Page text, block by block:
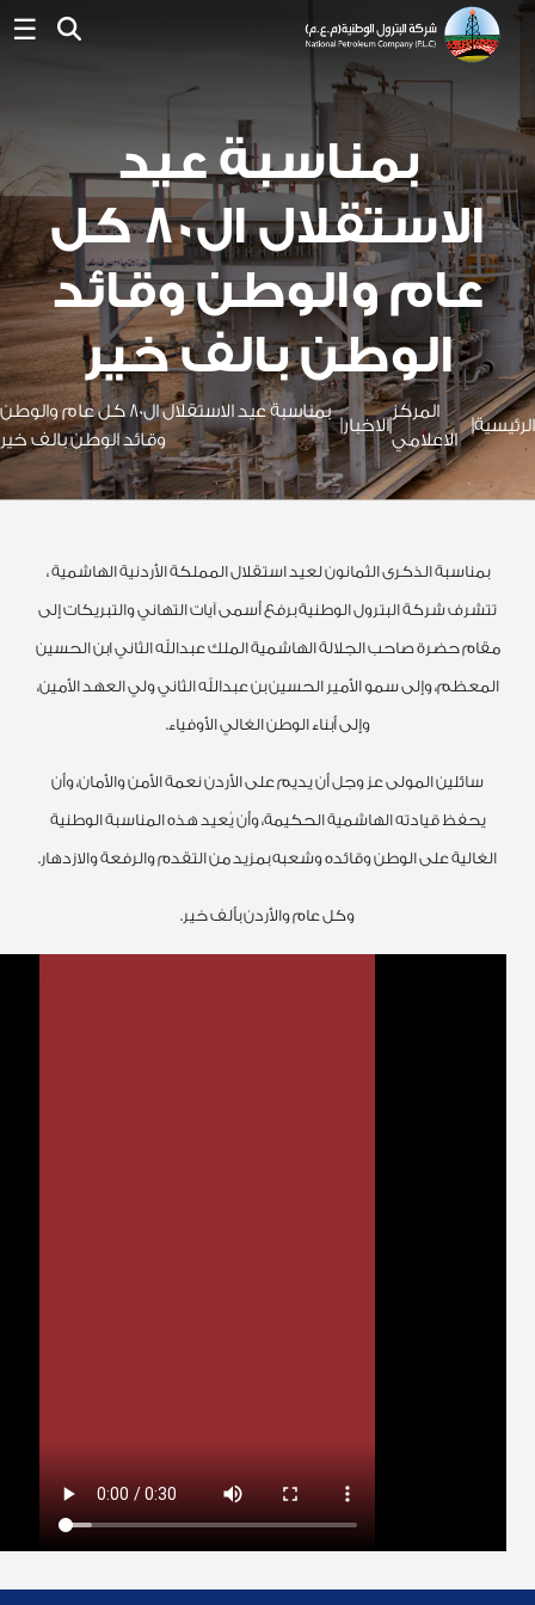
☰
بمناسبة عيد
الاستقلال ال80 كل
عام والوطن وقائد
الوطن بالف خير
الرئيسية|
المركز
الاعلامي
|الاخبار
بمناسبة عيد الاستقلال ال80 كل عام والوطن
وقائد الوطن بالف خير
بمناسبة الذكرى الثمانون لعيد استقلال المملكة الأردنية الهاشمية ،
تتشرف شركة البترول الوطنية برفع أسمى آيات التهاني والتبريكات إلى
مقام حضرة صاحب الجلالة الهاشمية الملك عبدالله الثاني ابن الحسين
المعظم، وإلى سمو الأمير الحسين بن عبدالله الثاني ولي العهد الأمين،
وإلى أبناء الوطن الغالي الأوفياء.
سائلين المولى عز وجل أن يديم على الأردن نعمة الأمن والأمان، وأن
يحفظ قيادته الهاشمية الحكيمة، وأن يُعيد هذه المناسبة الوطنية
الغالية على الوطن وقائده وشعبه بمزيد من التقدم والرفعة والازدهار.
وكل عام والأردن بألف خير.